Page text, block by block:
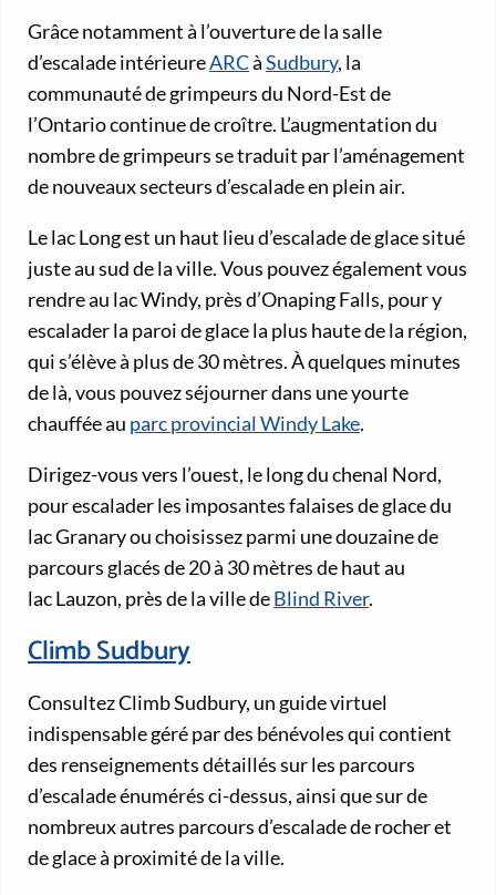
Grâce notamment à l’ouverture de la salle
d’escalade intérieureARCàSudbury, la
communauté de grimpeurs du Nord-Est de
l’Ontario continue de croître. L’augmentation du
nombre de grimpeurs se traduit par l’aménagement
de nouveaux secteurs d’escalade en plein air.
Le lac Long est un haut lieu d’escalade de glace situé
juste au sud de la ville. Vous pouvez également vous
rendre au lac Windy, près d’Onaping Falls, pour y
escalader la paroi de glace la plus haute de la région,
qui s’élève à plus de 30 mètres. À quelques minutes
de là, vous pouvez séjourner dans une yourte
chauffée au parc provincial Windy Lake.
Dirigez-vous vers l’ouest, le long du chenal Nord,
pour escalader les imposantes falaises de glace du
lac Granary ou choisissez parmi une douzaine de
parcours glacés de 20 à 30 mètres de haut au
lac Lauzon, près de la ville deBlind River.
Climb Sudbury
Consultez Climb Sudbury, un guide virtuel
indispensable géré par des bénévoles qui contient
des renseignements détaillés sur les parcours
d’escalade énumérés ci-dessus, ainsi que sur de
nombreux autres parcours d’escalade de rocher et
de glace à proximité de la ville.